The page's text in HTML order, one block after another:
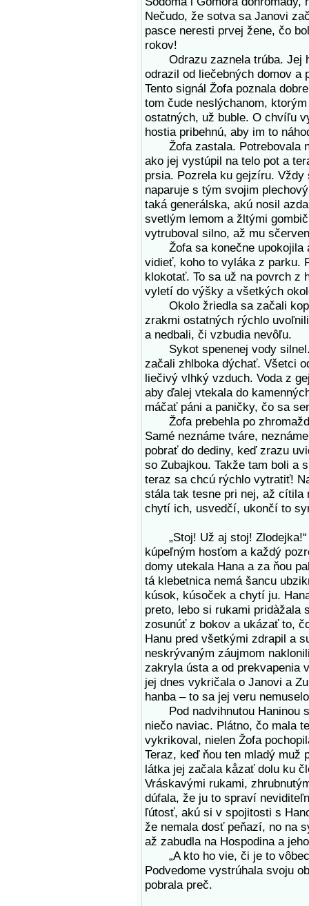
Nečudo, že sotva sa Janovi
pasce neresti prvej žene, čo
rokov!
Odrazu zaznela trúba. Jej
odrazil od liečebných domov a
Tento signál Žofa poznala
tom čude neslýchanom,
ostatných, už buble. O chvíľu
hostia pribehnú, aby im to
Žofa zastala. Potrebovala
ako jej vystúpil na telo pot a
prsia. Pozrela ku gejzíru.
naparuje s tým svojim
taká generálska, akú nosil
svetlým lemom a žltými
vytruboval silno, až mu
Žofa sa konečne upokojila
vidieť, koho to vyláka z parku.
klokotať. To sa už na povrch z
vyletí do výšky a všetkých
Okolo žriedla sa začali
zrakmi ostatných rýchlo
a nedbali, či vzbudia nevôľu.
Sykot spenenej vody silnel.
začali zhlboka dýchať. Všetci
liečivý vlhký vzduch. Voda z
aby ďalej vtekala do
máčať páni a paničky, čo sa
Žofa prebehla po
Samé neznáme tváre,
pobrať do dediny, keď zrazu
so Zubajkou. Takže tam boli a
teraz sa chcú rýchlo vytratiť!
stála tak tesne pri nej, až
chytí ich, usvedčí, ukončí to
„Stoj! Už aj stoj! Zlodejka!“
kúpeľným hosťom a každý
domy utekala Hana a za ňou
tá klebetnica nemá šancu
kúsok, kúsoček a chytí ju.
preto, lebo si rukami pridàžala
zosunúť z bokov a ukázať to,
Hanu pred všetkými zdrapil a
neskrývaným záujmom
zakryla ústa a od prekvapenia
jej dnes vykričala o Janovi a
hanba – to sa jej veru
Pod nadvihnutou Haninou
niečo naviac. Plátno, čo mala
vykrikoval, nielen Žofa
Teraz, keď ňou ten mladý muž
látka jej začala kåzať dolu ku
Vráskavými rukami,
dúfala, že ju to spraví
ľútosť, akú si v spojitosti s
že nemala dosť peňazí, no na
až zabudla na Hospodina a
„A kto ho vie, či je to vôbec
Podvedome vystrúhala svoju
pobrala preč.